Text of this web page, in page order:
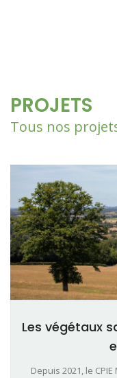
PROJETS
Tous nos
Les végétaux
Depuis 2021, le